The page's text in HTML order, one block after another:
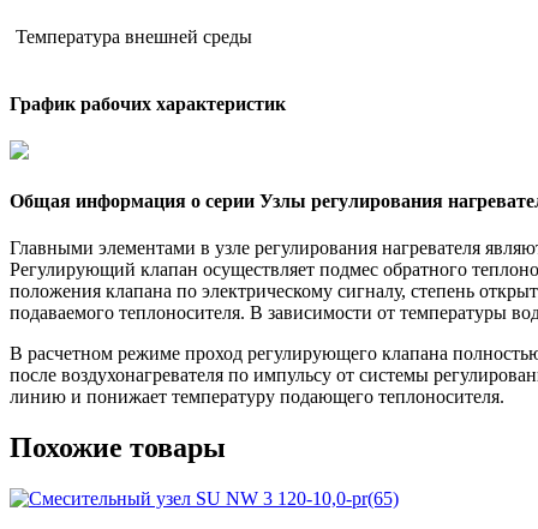
Температура внешней среды
График рабочих характеристик
Общая информация о серии Узлы регулирования
Главными элементами в узле регулирования нагревателя
Регулирующий клапан осуществляет подмес обратного
положения клапана по электрическому сигналу, степень
подаваемого теплоносителя. В зависимости от температуры
В расчетном режиме проход регулирующего клапана
после воздухонагревателя по импульсу от системы
линию и понижает температуру подающего теплоносителя.
Похожие товары